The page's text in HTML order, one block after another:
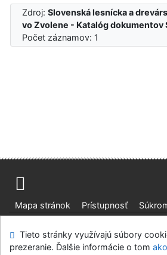
Zdroj:Slovenská lesnícka a
vo Zvolene - Katalóg dokumentov
Počet záznamov: 1
Mapa stránok Prístupnosť
Slovenská lesnícka a drevárska
Tieto stránky využívajú súbory
prezeranie. Ďalšie informácie o tom